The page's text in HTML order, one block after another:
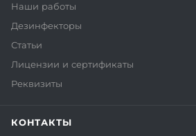
Наши работы
Дезинфекторы
Статьи
Лицензии и сертификаты
Реквизиты
КОНТАКТЫ